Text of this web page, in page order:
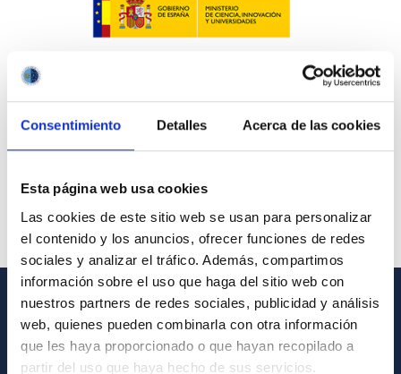
Consentimiento Detalles Acerca de las cookies
Esta página web usa cookies
Las cookies de este sitio web se usan para personalizar
el contenido y los anuncios, ofrecer funciones de redes
sociales y analizar el tráfico. Además, compartimos
información sobre el uso que haga del sitio web con
nuestros partners de redes sociales, publicidad y análisis
web, quienes pueden combinarla con otra información
que les haya proporcionado o que hayan recopilado a
partir del uso que haya hecho de sus servicios.
INFORMACIÓN GENERAL
Contacto